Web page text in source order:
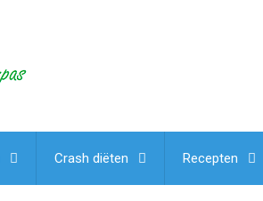
Crash diëten Recepten